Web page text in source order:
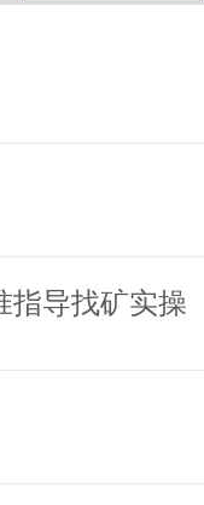
导找矿实操